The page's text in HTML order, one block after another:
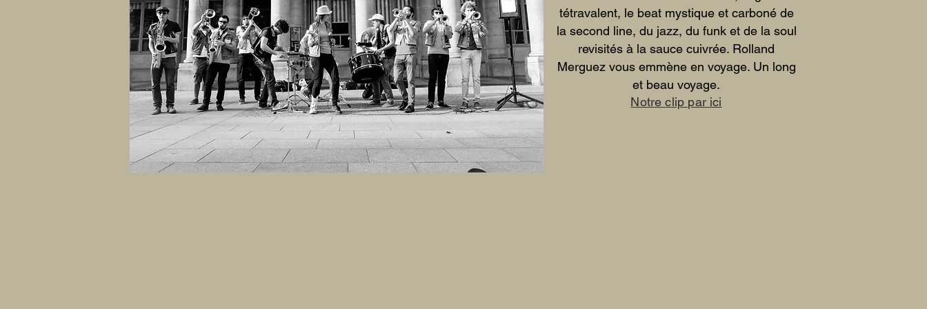
tétravalent, le beat mystique et carboné de
la second line, du jazz, du funk et de la soul
revisités à la sauce cuivrée. Rolland
Merguez vous emmène en voyage. Un long
et beau voyage.
Notre clip par ici